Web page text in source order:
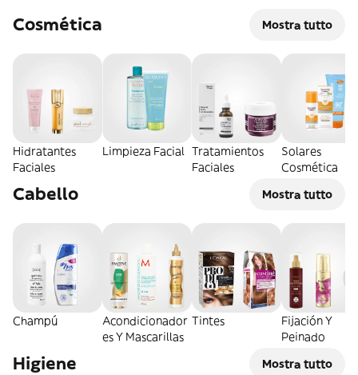
Cosmética Mostra tutto
Hidratantes
Faciales
Limpieza Facial Tratamientos
Faciales
Solares
Cosmética
Cabello Mostra tutto
Champú
Acondicionador
es Y Mascarillas
Tintes
Fijación Y
Peinado
Higiene Mostra tutto